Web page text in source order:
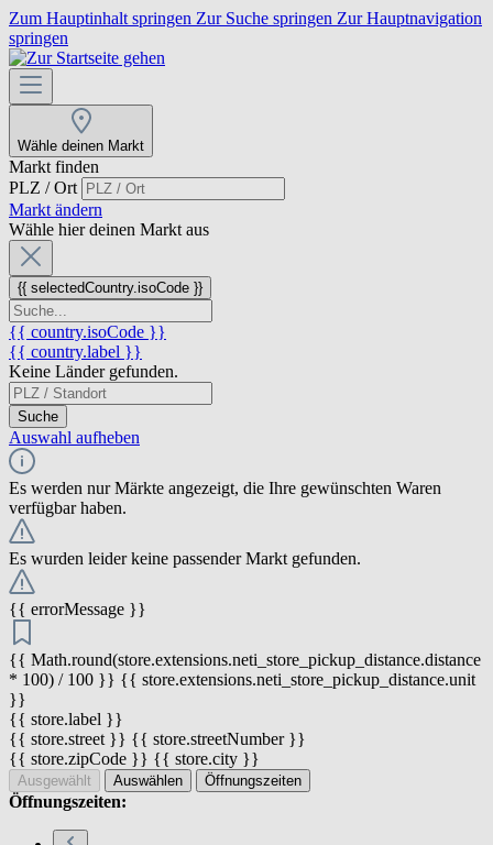
Zum Hauptinhalt springen Zur Suche springen Zur Hauptnavigation
springen
Wähle deinen Markt
Markt finden
PLZ / Ort
Markt ändern
Wähle hier deinen Markt aus
{{ selectedCountry.isoCode }}
{{ country.isoCode }}
{{ country.label }}
Keine Länder gefunden.
Suche
Auswahl aufheben
Es werden nur Märkte angezeigt, die Ihre gewünschten Waren
verfügbar haben.
Es wurden leider keine passender Markt gefunden.
{{ errorMessage }}
{{ Math.round(store.extensions.neti_store_pickup_distance.distance
* 100) / 100 }} {{ store.extensions.neti_store_pickup_distance.unit
}}
{{ store.label }}
{{ store.street }} {{ store.streetNumber }}
{{ store.zipCode }} {{ store.city }}
Ausgewählt Auswählen Öffnungszeiten
Öffnungszeiten: